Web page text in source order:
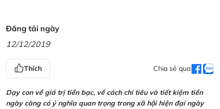
Đăng tải ngày
12/12/2019
Thích Chia sẻ qua
Dạy con về giá trị tiền bạc, về cách chi tiêu và tiết kiệm tiền
ngày càng có ý nghĩa quan trọng trong xã hội hiện đại ngày